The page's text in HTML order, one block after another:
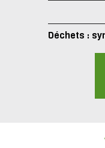
Déchets :